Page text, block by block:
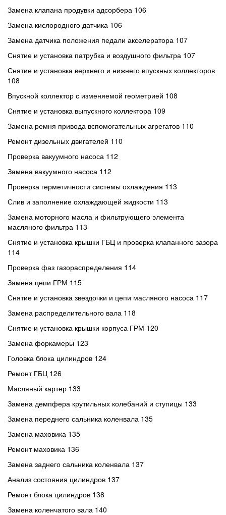
Замена клапана продувки адсорбера 106
Замена кислородного датчика 106
Замена датчика положения педали акселератора 107
Снятие и установка патрубка и воздушного фильтра 107
Снятие и установка верхнего и нижнего впускных коллекторов
108
Впускной коллектор с изменяемой геометрией 108
Снятие и установка выпускного коллектора 109
Замена ремня привода вспомогательных агрегатов 110
Ремонт дизельных двигателей 110
Проверка вакуумного насоса 112
Замена вакуумного насоса 112
Проверка герметичности системы охлаждения 113
Слив и заполнение охлаждающей жидкости 113
Замена моторного масла и фильтрующего элемента
масляного фильтра 113
Снятие и установка крышки ГБЦ и проверка клапанного зазора
114
Проверка фаз газораспределения 114
Замена цепи ГРМ 115
Снятие и установка звездочки и цепи масляного насоса 117
Замена распределительного вала 118
Снятие и установка крышки корпуса ГРМ 120
Замена форкамеры 123
Головка блока цилиндров 124
Ремонт ГБЦ 126
Масляный картер 133
Замена демпфера крутильных колебаний и ступицы 133
Замена переднего сальника коленвала 135
Замена маховика 135
Ремонт маховика 136
Замена заднего сальника коленвала 137
Анализ состояния цилиндров 137
Ремонт блока цилиндров 138
Замена коленчатого вала 140